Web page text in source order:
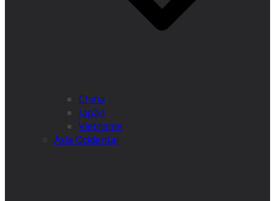
China
Japão
Vietname
Ásia Ocidental